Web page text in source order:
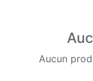
Aucun